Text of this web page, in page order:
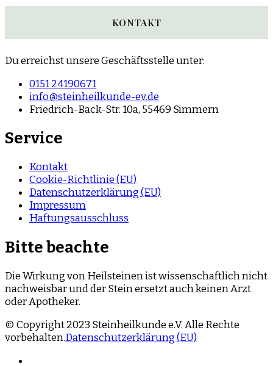
KONTAKT
Du erreichst unsere Geschäftsstelle unter:
0151 24190671
info@steinheilkunde-ev.de
Friedrich-Back-Str. 10a, 55469 Simmern
Service
Kontakt
Cookie-Richtlinie (EU)
Datenschutzerklärung (EU)
Impressum
Haftungsausschluss
Bitte beachte
Die Wirkung von Heilsteinen ist wissenschaftlich nicht
nachweisbar und der Stein ersetzt auch keinen Arzt
oder Apotheker.
© Copyright 2023 Steinheilkunde e.V. Alle Rechte
vorbehalten.Datenschutzerklärung (EU)